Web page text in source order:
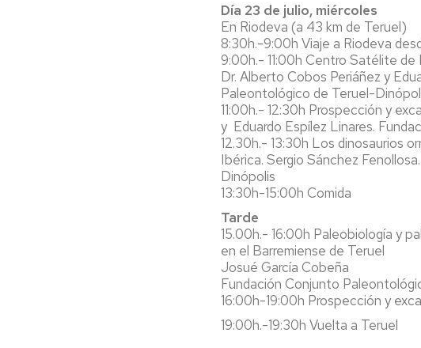
Día 23 de julio, miércoles
En Riodeva (a 43 km de Teruel)
8:30h.-9:00h Viaje a Riodeva
9:00h.- 11:00h Centro Satélite de
Dr. Alberto Cobos Periáñez y
Paleontológico de Teruel-
11:00h.- 12:30h Prospección y
y Eduardo Espílez Linares.
12.30h.- 13:30h Los dinosaurios
Ibérica. Sergio Sánchez
Dinópolis
13:30h-15:00h Comida
Tarde
15.00h.- 16:00h Paleobiología y
en el Barremiense de Teruel
Josué García Cobeña
Fundación Conjunto
16:00h-19:00h Prospección y
19:00h.-19:30h Vuelta a Teruel